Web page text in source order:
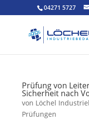
04271 5727
Prüfung von
Sicherheit nach
von Löchel
Prüfungen